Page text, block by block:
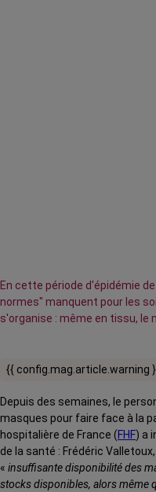
En cette période d'épidémie
normes" manquent pour les
s'organise : même en tissu, le
{{ config.mag.article.warning
Depuis des semaines, le
masques pour faire face à la
hospitalière de France (FHF) a
de la santé : Frédéric
« insuffisante disponibilité des
stocks disponibles, alors même